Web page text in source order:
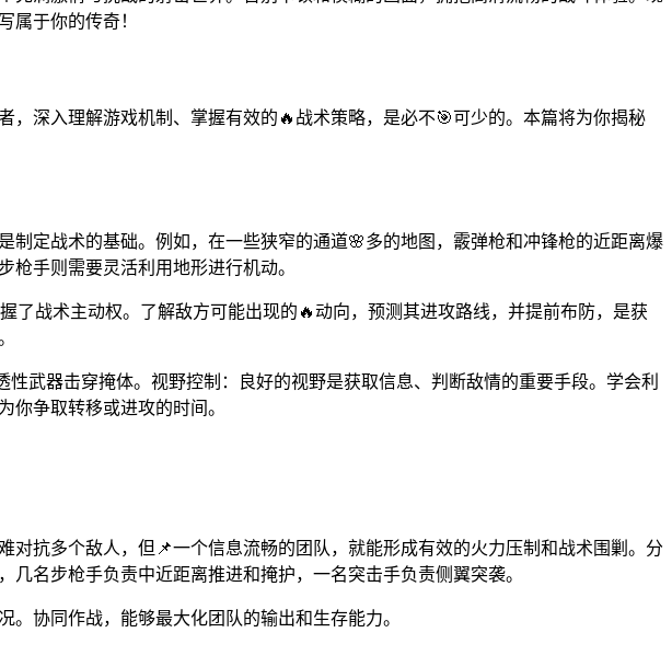
属于你的传奇！
深入理解游戏机制、掌握有效的🔥战术策略，是必不🎯可少的。本篇将为你揭秘
定战术的基础。例如，在一些狭窄的通道🌸多的地图，霰弹枪和冲锋枪的近距离爆
手则需要灵活利用地形进行机动。
了战术主动权。了解敌方可能出现的🔥动向，预测其进攻路线，并提前布防，是获
武器击穿掩体。视野控制：良好的视野是获取信息、判断敌情的重要手段。学会利
你争取转移或进攻的时间。
抗多个敌人，但📌一个信息流畅的团队，就能形成有效的火力压制和战术围剿。分
名步枪手负责中近距离推进和掩护，一名突击手负责侧翼突袭。
协同作战，能够最大化团队的输出和生存能力。